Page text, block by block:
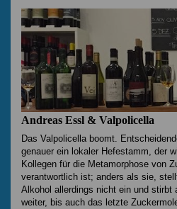
Andreas Essl & Valpolicella
Das Valpolicella boomt.
genauer ein lokaler Hefestamm, der
Kollegen für die Metamorphose von
verantwortlich ist; anders als sie,
Alkohol allerdings nicht ein und stirbt
weiter, bis auch das letzte